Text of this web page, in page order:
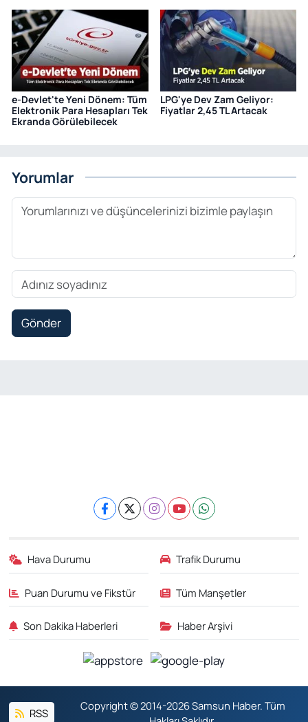
e-Devlet'te Yeni Dönem: Tüm
Elektronik Para Hesapları Tek
Ekranda Görülebilecek
LPG'ye Dev Zam Geliyor:
Fiyatlar 2,45 TL Artacak
Yorumlar
Gönder
Hava Durumu Trafik Durumu
Puan Durumu ve Fikstür Tüm Manşetler
Son Dakika Haberleri Haber Arşivi
RSS
Copyright © 2014-2026 Samsun Haber. Tüm